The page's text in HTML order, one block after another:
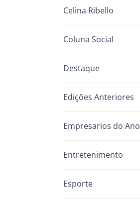
Celina Ribello
Coluna Social
Destaque
Edições Anteriores
Empresarios do Ano
Entretenimento
Esporte